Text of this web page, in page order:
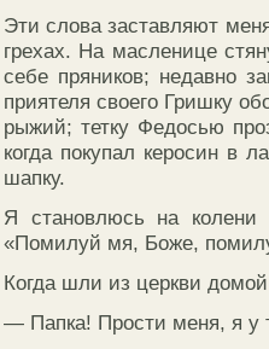
Эти слова заставляют
грехах. На масленице
себе пряников; недавно
приятеля своего Гришку
рыжий; тетку Федосью
когда покупал керосин в
шапку.
Я становлюсь на
«Помилуй мя, Боже,
Когда шли из церкви
— Папка! Прости меня, я у